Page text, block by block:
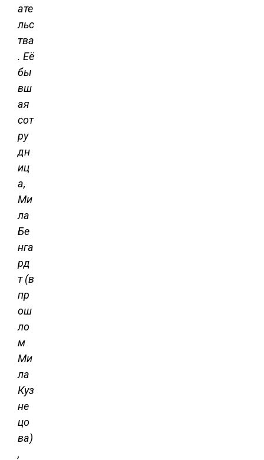
ате
льс
тва
. Её
бы
вш
ая
сот
ру
дн
иц
а,
Ми
ла
Бе
нга
рд
т (в
пр
ош
ло
м
Ми
ла
Куз
не
цо
ва)
,